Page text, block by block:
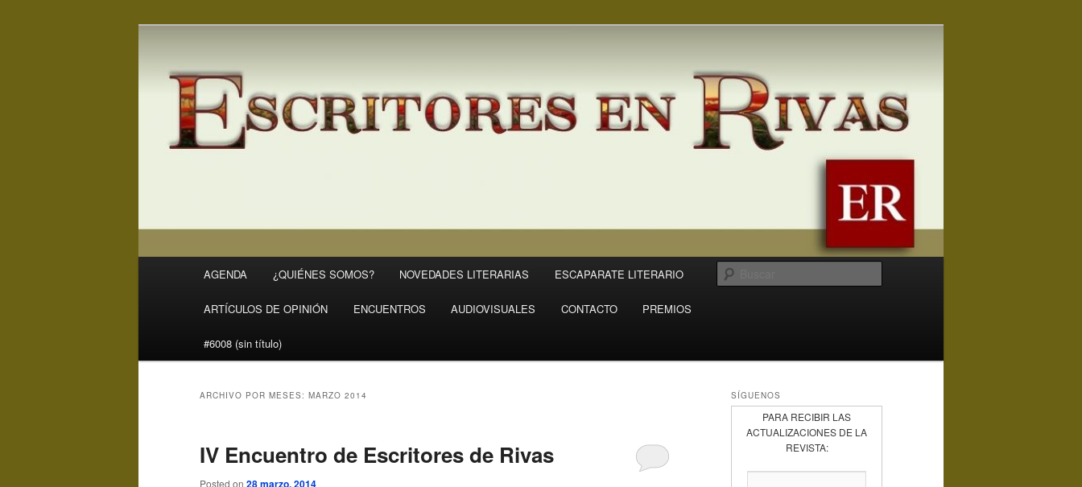
ER
AGENDA ¿QUIÉNES SOMOS? NOVEDADES LITERARIAS ESCAPARATE LITERARIO
ARTÍCULOS DE OPINIÓN ENCUENTROS AUDIOVISUALES CONTACTO PREMIOS
#6008 (sin título)
ARCHIVO POR MESES: MARZO 2014
IV Encuentro de Escritores de Rivas
Posted on 28 marzo, 2014
SÍGUENOS
PARA RECIBIR LAS
ACTUALIZACIONES DE LA
REVISTA: